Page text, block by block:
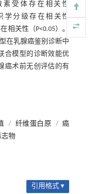
受体存在相关性
学分级存在相关性
相关性（P<0.05）。
在乳腺癌鉴别诊断中
合模型的诊断效能优
癌术前无创评估的有
/ 纤维蛋白原 / 癌
志物
引用格式 ▾